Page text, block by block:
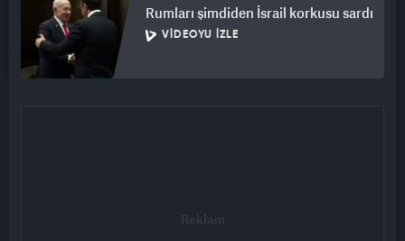
Rumları şimdiden İsrail korkusu sardı
VIDEOYU İZLE